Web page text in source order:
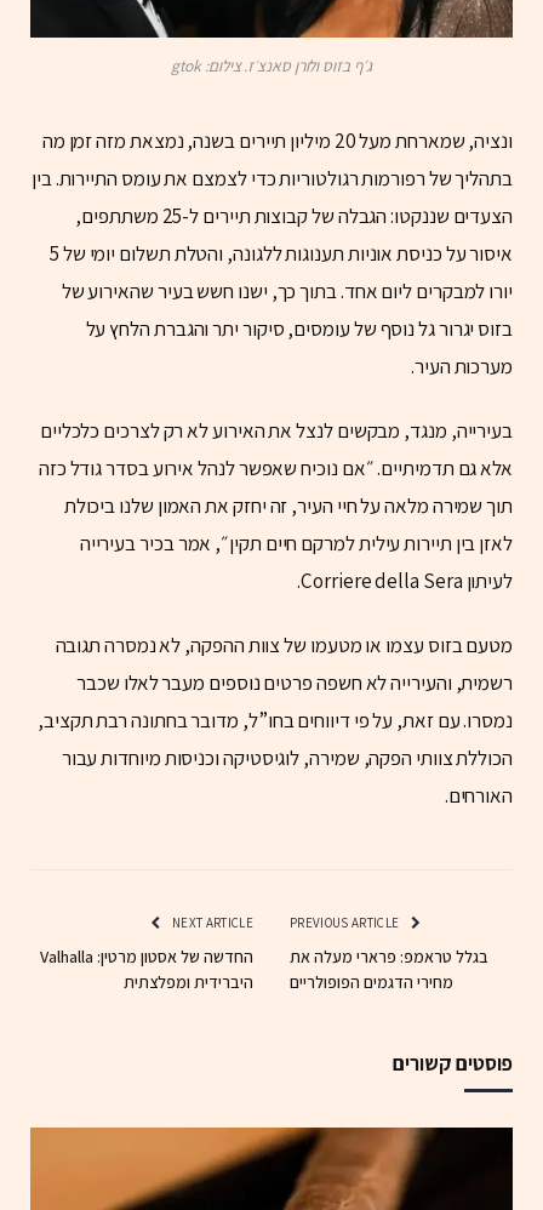
ג׳ף בזוס ולורן סאנצ׳ז. צילום: gtok
ונציה, שמארחת מעל 20 מיליון תיירים בשנה, נמצאת מזה זמן מה
בתהליך של רפורמות רגולטוריות כדי לצמצם את עומס התיירות. בין
הצעדים שננקטו: הגבלה של קבוצות תיירים ל-25 משתתפים,
איסור על כניסת אוניות תענוגות ללגונה, והטלת תשלום יומי של 5
יורו למבקרים ליום אחד. בתוך כך, ישנו חשש בעיר שהאירוע של
בזוס יגרור גל נוסף של עומסים, סיקור יתר והגברת הלחץ על
מערכות העיר.
בעירייה, מנגד, מבקשים לנצל את האירוע לא רק לצרכים כלכליים
אלא גם תדמיתיים. ״אם נוכיח שאפשר לנהל אירוע בסדר גודל כזה
תוך שמירה מלאה על חיי העיר, זה יחזק את האמון שלנו ביכולת
לאזן בין תיירות עילית למרקם חיים תקין״, אמר בכיר בעירייה
לעיתון Corriere della Sera.
מטעם בזוס עצמו או מטעמו של צוות ההפקה, לא נמסרה תגובה
רשמית, והעירייה לא חשפה פרטים נוספים מעבר לאלו שכבר
נמסרו. עם זאת, על פי דיווחים בחו”ל, מדובר בחתונה רבת תקציב,
הכוללת צוותי הפקה, שמירה, לוגיסטיקה וכניסות מיוחדות עבור
האורחים.
בגלל טראמפ: פרארי מעלה את
מחירי הדגמים הפופולריים
NEXT ARTICLE
החדשה של אסטון מרטין: Valhalla
היברידית ומפלצתית
פוסטים קשורים